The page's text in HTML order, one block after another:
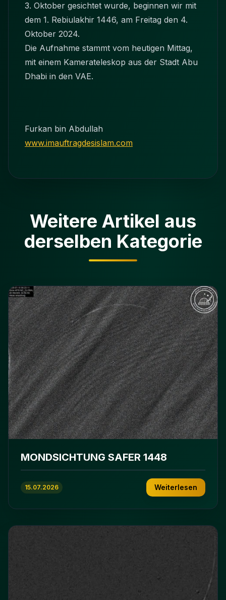
3. Oktober gesichtet wurde, beginnen wir mit
dem 1. Rebiulakhir 1446, am Freitag den 4.
Oktober 2024.
Die Aufnahme stammt vom heutigen Mittag,
mit einem Kamerateleskop aus der Stadt Abu
Dhabi in den VAE.
Furkan bin Abdullah
www.imauftragdesislam.com
Weitere Artikel aus
derselben Kategorie
MONDSICHTUNG SAFER 1448
15.07.2026 Weiterlesen